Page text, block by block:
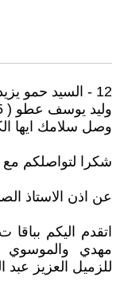
12 - السيد حمو يزيد المحترم
وليد يوسف عطو ( 2015 / 7 / 1 - 14:45 )
وصل سلامك ايها
شكرا لتواصلكم مع
عن اذن الاستاذ
اتقدم اليكم
مهدي والموسوي
للزميل العزيز